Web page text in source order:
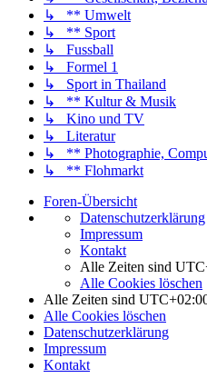
↳ ** Umwelt
↳ ** Sport
↳ Fussball
↳ Formel 1
↳ Sport in Thailand
↳ ** Kultur & Musik
↳ Kino und TV
↳ Literatur
↳ ** Photographie,
↳ ** Flohmarkt
Foren-Übersicht
Datenschutzerklärung
Impressum
Kontakt
Alle Zeiten sind
Alle Cookies löschen
Alle Zeiten sind
Alle Cookies löschen
Datenschutzerklärung
Impressum
Kontakt